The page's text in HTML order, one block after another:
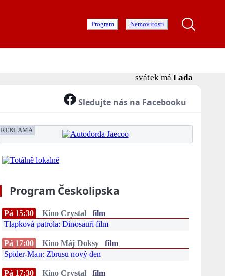
Program Nemovitosti
svátek má Lada
Sledujte nás na Facebooku
REKLAMA
Program Českolipska
Pá 15:30 Kino Crystal
film
Tlapková patrola: Dinosauří film
Pá 17:00 Kino Máj Doksy
film
Spider-Man: Zbrusu nový den
Pá 17:30 Kino Crystal
film